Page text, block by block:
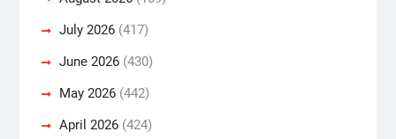
July 2026(417)
June 2026(430)
May 2026(442)
April 2026(424)